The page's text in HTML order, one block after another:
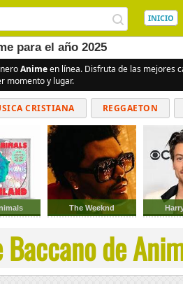
INICIO
para el año 2025
Animeen línea. Disfruta de las mejores
momento y lugar.
CRISTIANA REGGAETON
CUMBIAS
The Weeknd
de